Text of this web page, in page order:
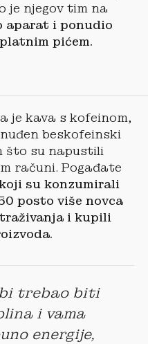
je njegov tim na
aparat i ponudio
pićem.
je kava s kofeinom,
beskofeinski
što su napustili
računi. Pogađate
su konzumirali
posto više novca
i kupili
trebao biti
i vama
energije,